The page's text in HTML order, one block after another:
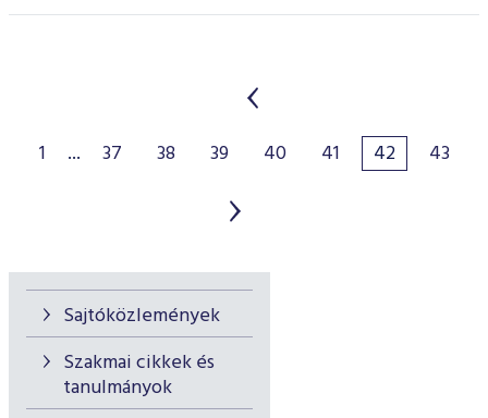
Sajtóközlemények
Szakmai cikkek és
tanulmányok
1 ... 37 38 39 40 41 42 43